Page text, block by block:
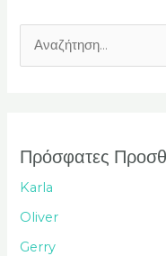
ή
τ
Πρόσφατες
Karla
Oliver
Gerry